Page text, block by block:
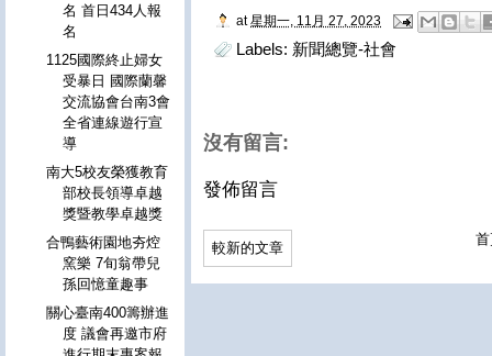
at 星期一, 11月 27, 2023
Labels: 新聞總覽-社會
沒有留言:
發佈留言
較新的文章
名 首日434人報
名
1125國際終止婦女
受暴日 國際蘭馨
交流協會台南3會
全省連線遊行宣
導
南大5校友榮獲教育
部校長領導卓越
獎暨教學卓越獎
合鴨藝術園地夯焢
窯樂 7旬翁帶兒
孫回憶童趣事
關心臺南400籌辦進
度 議會再邀市府